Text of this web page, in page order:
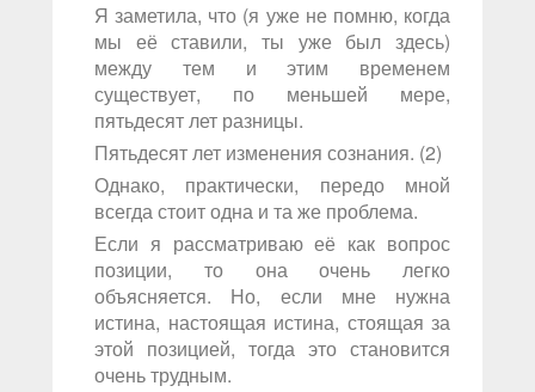
Я заметила, что (я уже не помню, когда
мы её ставили, ты уже был здесь)
между тем и этим временем
существует, по меньшей мере,
пятьдесят лет разницы.
Пятьдесят лет изменения сознания. (2)
Однако, практически, передо мной
всегда стоит одна и та же проблема.
Если я рассматриваю её как вопрос
позиции, то она очень легко
объясняется. Но, если мне нужна
истина, настоящая истина, стоящая за
этой позицией, тогда это становится
очень трудным.